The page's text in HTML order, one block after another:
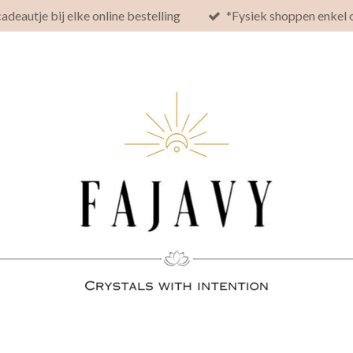
bij elke online bestelling *Fysiek shoppen enkel